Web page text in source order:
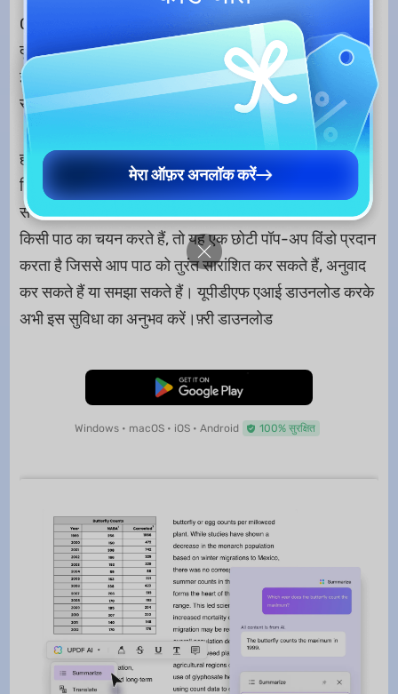
ChatPDF और UPDF AI एक सुविधाजनक क्लिक-आधारित
दृष्टिकोण के माध्यम से संचालित एक उपयोगकर्ता के अनुकूल
इंटरफेस प्रदान करते हैं। उनका चैट बॉक्स सहायक सरल शब्दों के
साथ पीडीएफ के साथ चैट करना आसान बनाता है।
हालाँकि, UPDF AI सुविधा गेम को एक नए स्तर पर ले जाता है,
जिसमें दस्तावेज़ से पाठ के सीधे चयन को सारांशित/अनुवाद/
समझाने के लिए किया जाता है। इसका तात्पर्य यह है कि जब आप
किसी पाठ का चयन करते हैं, तो यह एक छोटी पॉप-अप विंडो प्रदान
करता है जिससे आप पाठ को तुरंत सारांशित कर सकते हैं, अनुवाद
कर सकते हैं या समझा सकते हैं। यूपीडीएफ एआई डाउनलोड करके
अभी इस सुविधा का अनुभव करें।फ़्री डाउनलोड
मुफ्त डाउनलोड
Windows • macOS • iOS • Android 100% सुरक्षित
मेरा ऑफ़र अनलॉक करें